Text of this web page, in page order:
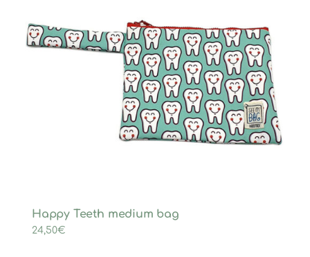
Happy Teeth medium bag
24,50€